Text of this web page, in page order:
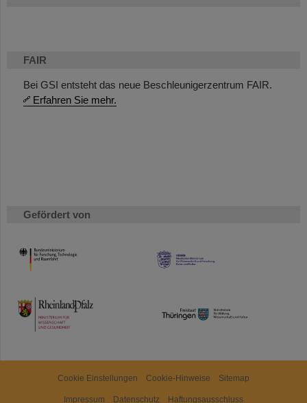
FAIR
Bei GSI entsteht das neue Beschleunigerzentrum FAIR.
Erfahren Sie mehr.
Gefördert von
HMWK
TMWWDG
Cookie Einstellungen Cookie-Hinweise Sitemap
Impressum Datenschutz Haftungsausschluss